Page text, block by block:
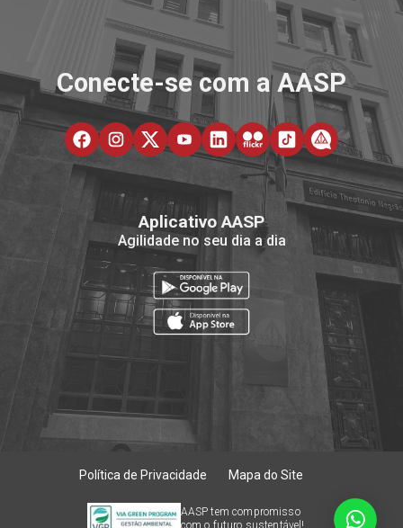
Conecte-se com a AASP
Aplicativo AASP
Agilidade no seu dia a dia
Política de Privacidade Mapa do Site
AASP tem compromisso